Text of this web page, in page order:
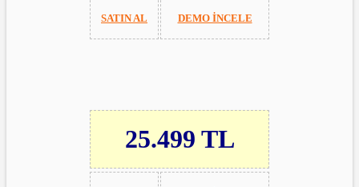
SATIN AL DEMO İNCELE
25.499 TL